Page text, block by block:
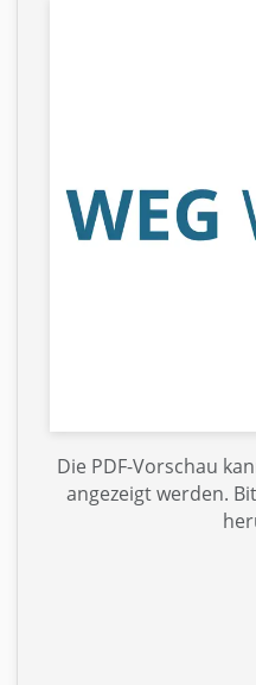
Die PDF-Vorschau
angezeigt werden.